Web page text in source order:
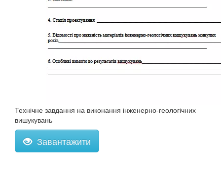
Технічне завдання на виконання інженерно-геологічних
вишукувань
Завантажити